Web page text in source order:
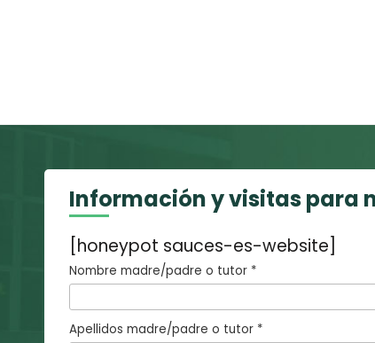
Información y visitas para
[honeypot sauces-es-website]
Nombre madre/padre o tutor *
Apellidos madre/padre o tutor *